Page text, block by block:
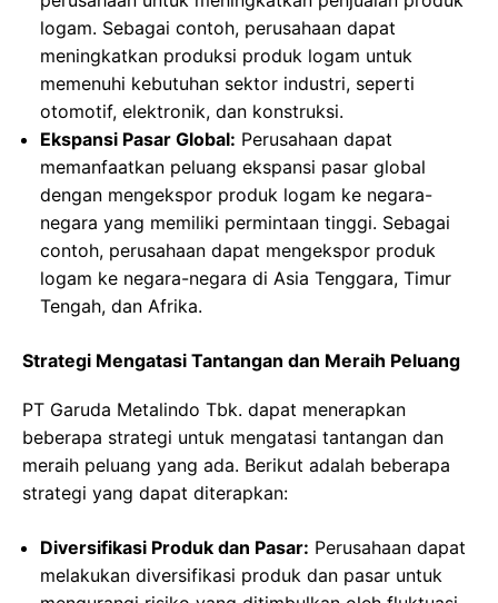
logam. Sebagai contoh, perusahaan dapat
meningkatkan produksi produk logam untuk
memenuhi kebutuhan sektor industri, seperti
otomotif, elektronik, dan konstruksi.
Ekspansi Pasar Global: Perusahaan dapat
memanfaatkan peluang ekspansi pasar global
dengan mengekspor produk logam ke negara-
negara yang memiliki permintaan tinggi. Sebagai
contoh, perusahaan dapat mengekspor produk
logam ke negara-negara di Asia Tenggara, Timur
Tengah, dan Afrika.
Strategi Mengatasi Tantangan dan Meraih Peluang
PT Garuda Metalindo Tbk. dapat menerapkan
beberapa strategi untuk mengatasi tantangan dan
meraih peluang yang ada. Berikut adalah beberapa
strategi yang dapat diterapkan:
Diversifikasi Produk dan Pasar: Perusahaan dapat
melakukan diversifikasi produk dan pasar untuk